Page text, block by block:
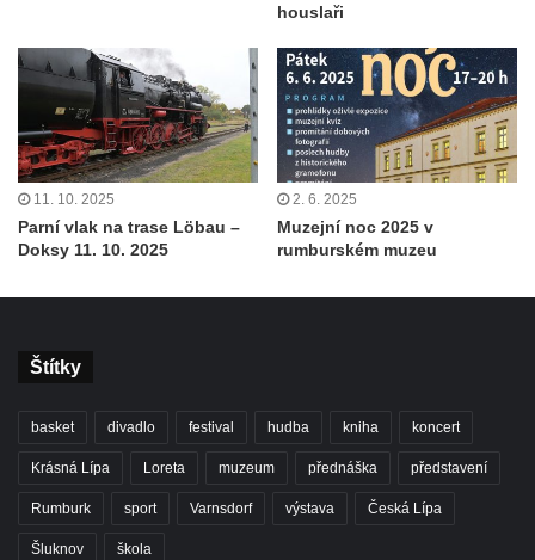
houslaři
11. 10. 2025
Parní vlak na trase Löbau –
Doksy 11. 10. 2025
2. 6. 2025
Muzejní noc 2025 v
rumburském muzeu
Štítky
basket divadlo festival hudba kniha koncert
Krásná Lípa Loreta muzeum přednáška představení
Rumburk sport Varnsdorf výstava Česká Lípa
Šluknov škola